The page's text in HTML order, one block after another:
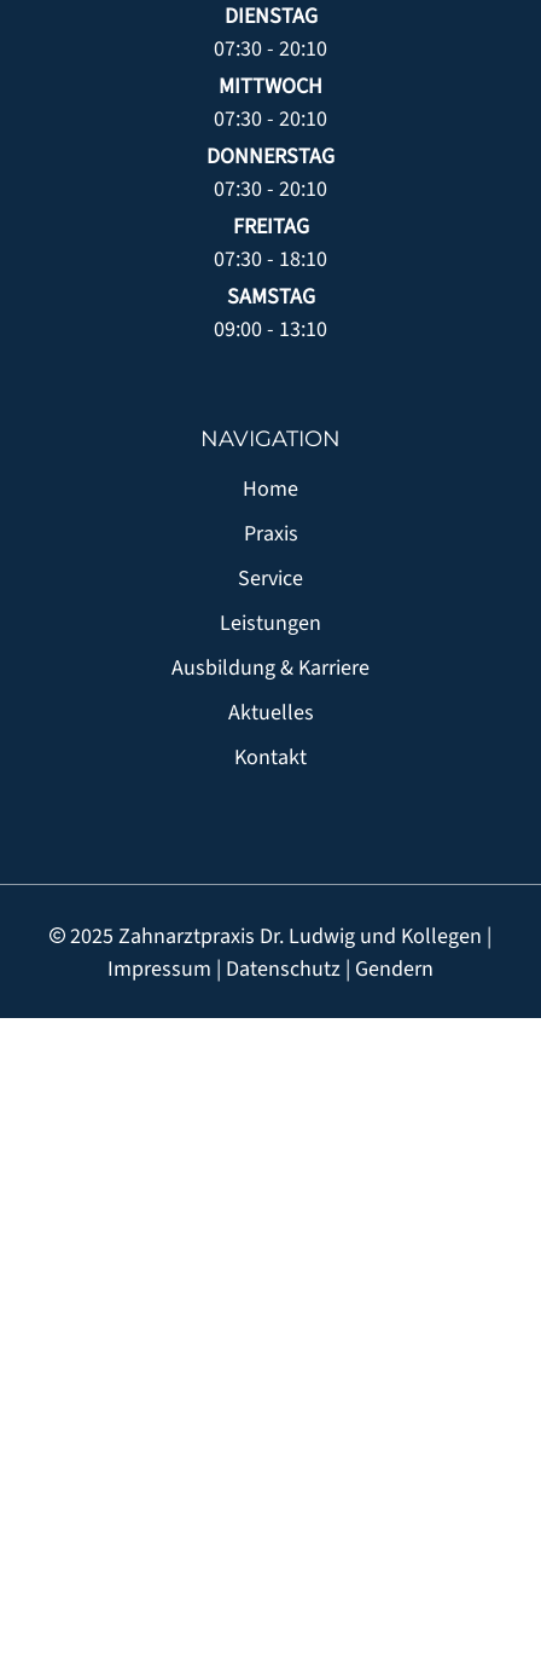
DIENSTAG
07:30 - 20:10
MITTWOCH
07:30 - 20:10
DONNERSTAG
07:30 - 20:10
FREITAG
07:30 - 18:10
SAMSTAG
09:00 - 13:10
NAVIGATION
Home
Praxis
Service
Leistungen
Ausbildung & Karriere
Aktuelles
Kontakt
2025 Zahnarztpraxis Dr. Ludwig und Kollegen |
Impressum | Datenschutz | Gendern